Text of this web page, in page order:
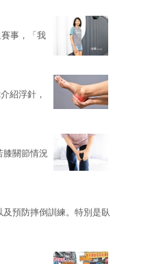
事，「我
紹浮針，
膝關節情況
預防摔倒訓練。特別是臥